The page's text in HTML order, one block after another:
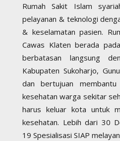
Rumah Sakit Islam
pelayanan & teknologi
& keselamatan pasien.
Cawas Klaten berada
berbatasan langsung
Kabupaten Sukoharjo,
dan bertujuan
kesehatan warga sekitar
harus keluar kota untuk
kesehatan. Lebih dari 30
19 Spesialisasi SIAP